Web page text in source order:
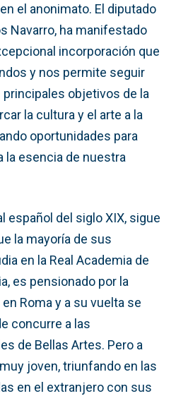
el anonimato. El diputado
Navarro, ha manifestado
incorporación que
y nos permite seguir
objetivos de la
la cultura y el arte a la
oportunidades para
la esencia de nuestra
español del siglo XIX, sigue
la mayoría de sus
en la Real Academia de
es pensionado por la
Roma y a su vuelta se
concurre a las
de Bellas Artes. Pero a
joven, triunfando en las
en el extranjero con sus